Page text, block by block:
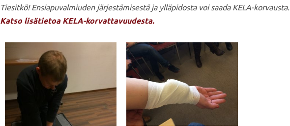
Tiesitkö! Ensiapuvalmiuden järjestämisestä ja ylläpidosta voi saada KELA-korvausta.
Katso lisätietoa KELA-korvattavuudesta.